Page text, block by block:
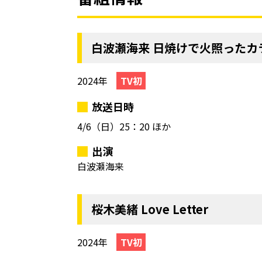
白波瀬海来 日焼けで火照ったカ
2024年 TV初
放送日時
4/6（日） 25：20 ほか
出演
白波瀬海来
桜木美緒 Love Letter
2024年 TV初